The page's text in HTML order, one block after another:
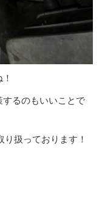
るのもいいことで
扱っております！